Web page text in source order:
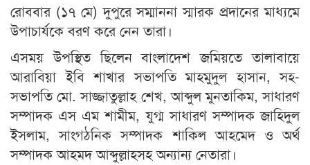
রোববার (১৭ মে) দুপুরে সম্মাননা স্মারক প্রদানের মাধ্যমে
উপাচার্যকে বরণ করে নেন তারা।
এসময় উপস্থিত ছিলেন বাংলাদেশ জমিয়তে তালাবায়ে
আরাবিয়া ইবি শাখার সভাপতি মাহমুদুল হাসান, সহ-
সভাপতি মো. সাজ্জাতুল্লাহ শেখ, আব্দুল মুনতাকিম, সাধারণ
সম্পাদক এস এম শামীম, যুগ্ম সাধারণ সম্পাদক জাহিদুল
ইসলাম, সাংগঠনিক সম্পাদক শাকিল আহমেদ ও অর্থ
সম্পাদক আহমদ আব্দুল্লাহসহ অন্যান্য নেতারা।